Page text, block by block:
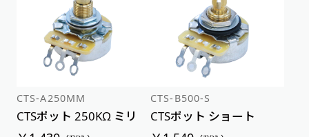
CTS-A250MM
CTSポット 250KΩ ミリ
CTS-B500-S
CTSポット ショート